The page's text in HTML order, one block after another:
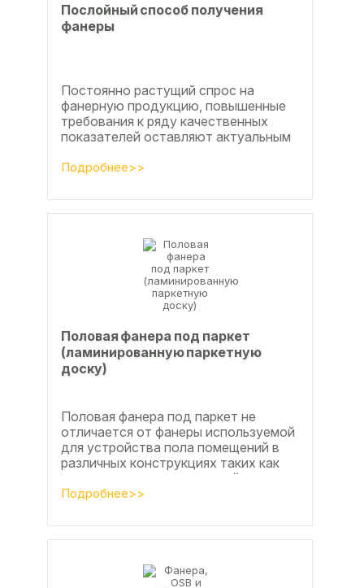
Послойный способ получения
фанеры
Постоянно растущий спрос на
фанерную продукцию, повышенные
требования к ряду качественных
показателей оставляют актуальным
технологии производства клееной...
Подробнее>>
Половая фанера под паркет
(ламинированную паркетную
доску)
Половая фанера под паркет не
отличается от фанеры используемой
для устройства пола помещений в
различных конструкциях таких как
ламинат из ламинированной
паркетной доски, а так же...
Подробнее>>